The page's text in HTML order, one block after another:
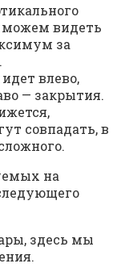
можем видеть
за
влево,
— закрытия.
совпадать, в
здесь мы